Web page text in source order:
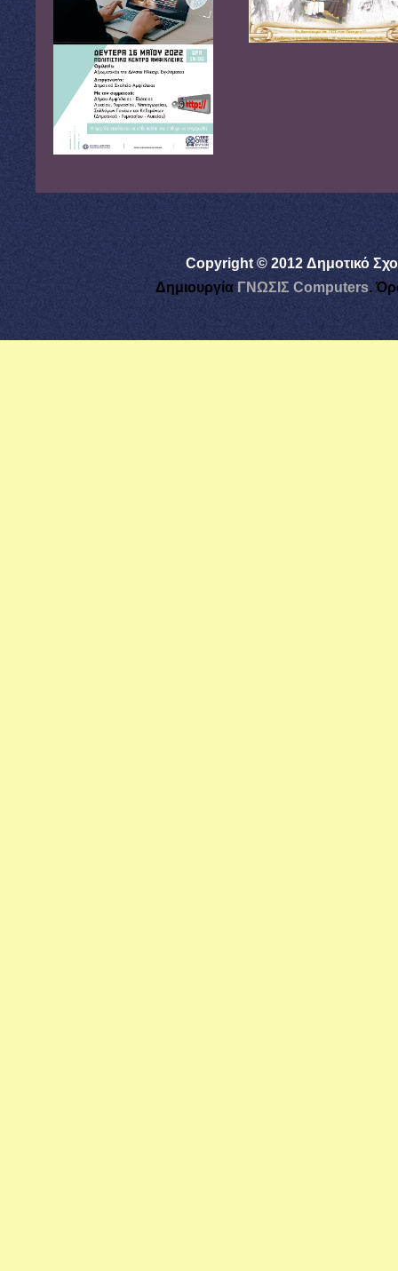
Copyright © 2012 Δημοτικό
Δημιουργία ΓΝΩΣΙΣ Computers.